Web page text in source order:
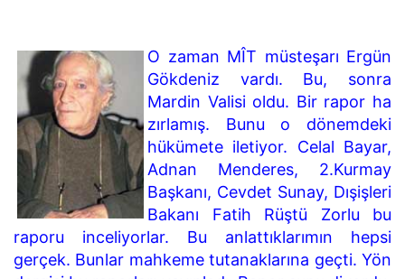
O zaman MÎT müsteşarı Ergün
Gökdeniz vardı. Bu, sonra
Mardin Valisi oldu. Bir rapor ha
zırlamış. Bunu o dönemdeki
hükümete iletiyor. Celal Bayar,
Adnan Menderes, 2.Kurmay
Başkanı, Cevdet Sunay, Dışişleri
Bakanı Fatih Rüştü Zorlu bu
raporu inceliyorlar. Bu an­lattıklarımın hepsi
gerçek. Bunlar mahkeme tutanaklarına geç­ti. Yön